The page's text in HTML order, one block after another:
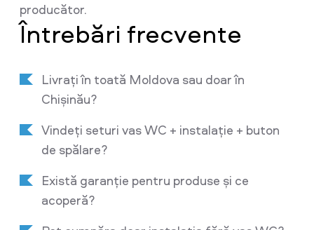
producător.
Întrebări frecvente
Livrați în toată Moldova sau doar în
Chișinău?
Vindeți seturi vas WC + instalație + buton
de spălare?
Există garanție pentru produse și ce
acoperă?